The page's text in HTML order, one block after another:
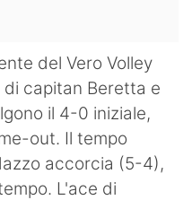
del Vero Volley
di capitan Beretta e
il 4-0 iniziale,
out. Il tempo
accorcia (5-4),
L'ace di